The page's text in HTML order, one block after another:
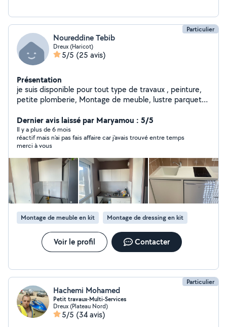
Particulier
Noureddine Tebib
Dreux (Haricot)
5/5 (25 avis)
Présentation
je suis disponible pour tout type de travaux , peinture,
petite plomberie, Montage de meuble, lustre parquet
bricolage à la demande
Dernier avis laissé par Maryamou : 5/5
Il y a plus de 6 mois
réactif mais n’ai pas fais affaire car j'avais trouvé entre temps
merci à vous
Montage de meuble en kit Montage de dressing en kit
Voir le profil Contacter
Particulier
Hachemi Mohamed
Petit travaux-Multi-Services
Dreux (Plateau Nord)
5/5 (34 avis)